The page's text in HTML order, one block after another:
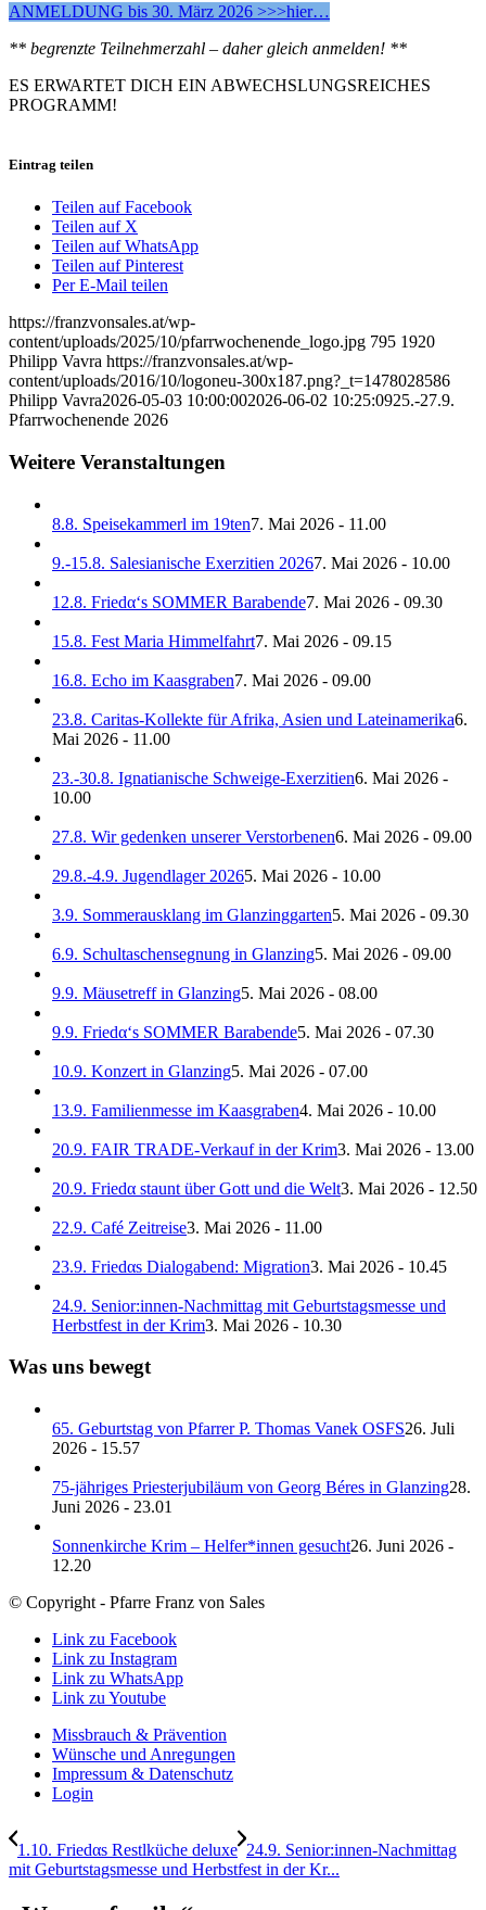
ANMELDUNG bis 30. März 2026 >>>hier…
** begrenzte Teilnehmerzahl – daher gleich anmelden! **
ES ERWARTET DICH EIN ABWECHSLUNGSREICHES
PROGRAMM!
Eintrag teilen
Teilen auf Facebook
Teilen auf X
Teilen auf WhatsApp
Teilen auf Pinterest
Per E-Mail teilen
https://franzvonsales.at/wp-
content/uploads/2025/10/pfarrwochenende_logo.jpg 795 1920
Philipp Vavra https://franzvonsales.at/wp-
content/uploads/2016/10/logoneu-300x187.png?_t=1478028586
Philipp Vavra2026-05-03 10:00:002026-06-02 10:25:0925.-27.9.
Pfarrwochenende 2026
Weitere Veranstaltungen
8.8. Speisekammerl im 19ten7. Mai 2026 - 11.00
9.-15.8. Salesianische Exerzitien 20267. Mai 2026 - 10.00
12.8. Friedα‘s SOMMER Barabende7. Mai 2026 - 09.30
15.8. Fest Maria Himmelfahrt7. Mai 2026 - 09.15
16.8. Echo im Kaasgraben7. Mai 2026 - 09.00
23.8. Caritas-Kollekte für Afrika, Asien und Lateinamerika6.
Mai 2026 - 11.00
23.-30.8. Ignatianische Schweige-Exerzitien6. Mai 2026 -
10.00
27.8. Wir gedenken unserer Verstorbenen6. Mai 2026 - 09.00
29.8.-4.9. Jugendlager 20265. Mai 2026 - 10.00
3.9. Sommerausklang im Glanzinggarten5. Mai 2026 - 09.30
6.9. Schultaschensegnung in Glanzing5. Mai 2026 - 09.00
9.9. Mäusetreff in Glanzing5. Mai 2026 - 08.00
9.9. Friedα‘s SOMMER Barabende5. Mai 2026 - 07.30
10.9. Konzert in Glanzing5. Mai 2026 - 07.00
13.9. Familienmesse im Kaasgraben4. Mai 2026 - 10.00
20.9. FAIR TRADE-Verkauf in der Krim3. Mai 2026 - 13.00
20.9. Friedα staunt über Gott und die Welt3. Mai 2026 - 12.50
22.9. Café Zeitreise3. Mai 2026 - 11.00
23.9. Friedαs Dialogabend: Migration3. Mai 2026 - 10.45
24.9. Senior:innen-Nachmittag mit Geburtstagsmesse und
Herbstfest in der Krim3. Mai 2026 - 10.30
Was uns bewegt
65. Geburtstag von Pfarrer P. Thomas Vanek OSFS26. Juli
2026 - 15.57
75-jähriges Priesterjubiläum von Georg Béres in Glanzing28.
Juni 2026 - 23.01
Sonnenkirche Krim – Helfer*innen gesucht26. Juni 2026 -
12.20
© Copyright - Pfarre Franz von Sales
Link zu Facebook
Link zu Instagram
Link zu WhatsApp
Link zu Youtube
Missbrauch & Prävention
Wünsche und Anregungen
Impressum & Datenschutz
Login
1.10. Friedαs Restlküche deluxe 24.9. Senior:innen-Nachmittag
mit Geburtstagsmesse und Herbstfest in der Kr...